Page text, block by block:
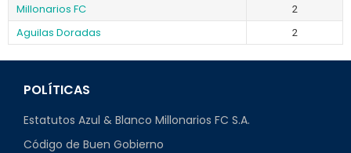
Millonarios FC 2
Aguilas Doradas 2
POLÍTICAS
Estatutos Azul & Blanco Millonarios FC S.A.
Código de Buen Gobierno